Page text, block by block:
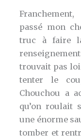
passé mon
truc à faire
trouvait pas
tenter le
Chouchou a
qu’on roulait
une énorme
tomber et